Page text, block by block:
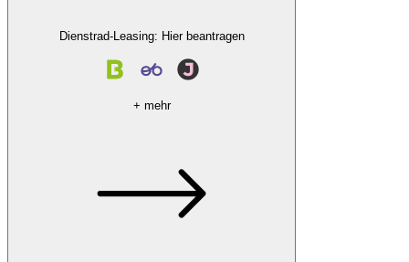
Dienstrad-Leasing: Hier beantragen
+ mehr